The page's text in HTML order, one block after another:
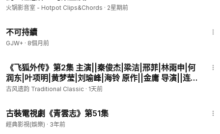
火锅影音室 - Hotpot Clips&Chords · 2星期前
不可持續
GJW+ · 8個月前
《飞狐外传》第2集 主演||秦俊杰|梁洁|邢菲|林雨申|何
润东|叶项明|黄梦莹|刘瑜峰|海铃 原作||金庸 导演||连奕
名 编剧||汤佳羽|邱怀阳 【金庸古装武侠剧】
古风遗韵 Traditional Classic · 1天前
古裝電視劇《青雲志》第51集
經典影視(娛樂) · 3年前